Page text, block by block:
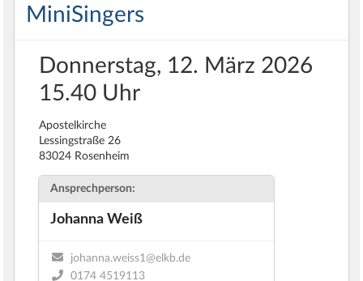
MiniSingers
Donnerstag, 12. März 2026
15.40 Uhr
Apostelkirche
Lessingstraße 26
83024 Rosenheim
Ansprechperson:
Johanna Weiß
johanna.weiss1@elkb.de
0174 4519113